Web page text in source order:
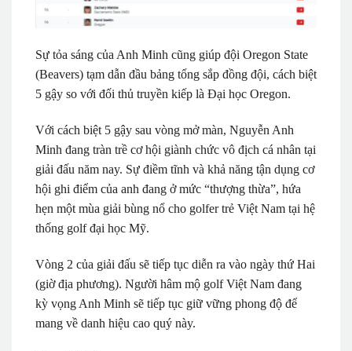
Sự tỏa sáng của Anh Minh cũng giúp đội Oregon State
(Beavers) tạm dẫn đầu bảng tổng sắp đồng đội, cách biệt
5 gậy so với đối thủ truyền kiếp là Đại học Oregon.
Với cách biệt 5 gậy sau vòng mở màn, Nguyễn Anh
Minh đang tràn trề cơ hội giành chức vô địch cá nhân tại
giải đấu năm nay. Sự điềm tĩnh và khả năng tận dụng cơ
hội ghi điểm của anh đang ở mức “thượng thừa”, hứa
hẹn một mùa giải bùng nổ cho golfer trẻ Việt Nam tại hệ
thống golf đại học Mỹ.
Vòng 2 của giải đấu sẽ tiếp tục diễn ra vào ngày thứ Hai
(giờ địa phương). Người hâm mộ golf Việt Nam đang
kỳ vọng Anh Minh sẽ tiếp tục giữ vững phong độ để
mang về danh hiệu cao quý này.